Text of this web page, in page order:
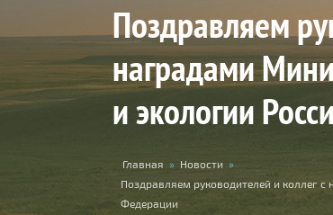
Поздравляем
наградами
и экологии
Вы здесь
Главная » Новости »
Поздравляем руководителей и коллег
Федерации